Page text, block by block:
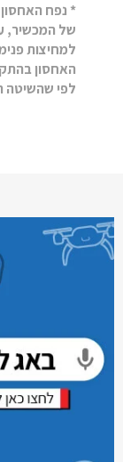
* נפח
של המכשיר,
למחיצות
האחסון
לפי שהשיטה